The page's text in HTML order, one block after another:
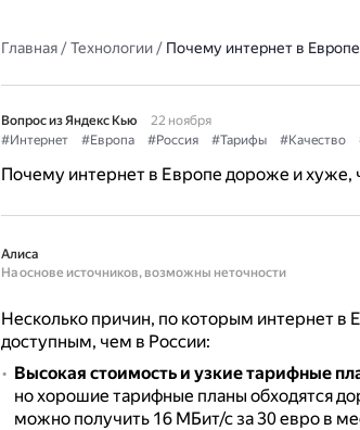
Главная/Технологии/ Почему интернет в
Вопрос из Яндекс Кью
22 ноября
#Интернет
#Европа #Россия #Тарифы #Качество
Почему интернет в Европе дороже и хуже,
Алиса
На основе источников, возможны неточности
Несколько причин, по которым интернет
доступным, чем в России:
Высокая стоимость и узкие тарифные
но хорошие тарифные планы обходятся
можно получить 16 МБит/с за 30 евро в